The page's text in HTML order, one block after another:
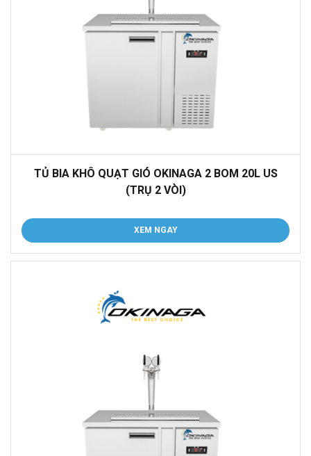
TỦ BIA KHÔ QUẠT GIÓ OKINAGA 2 BOM 20L US
(TRỤ 2 VÒI)
XEM NGAY